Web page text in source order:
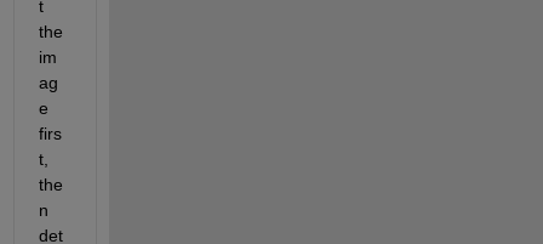
t
the
im
ag
e
firs
t,
the
n
det